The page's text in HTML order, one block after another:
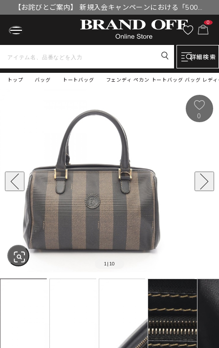
【お詫びとご案内】 新規入会キャンペーンにおける「500円
OFFクーポン」付与漏れと補填について
0
詳細検索
トップ フェンディ ペカン トートバッグ バッグ レディ
バッグ トートバッグ
1 | 10
0